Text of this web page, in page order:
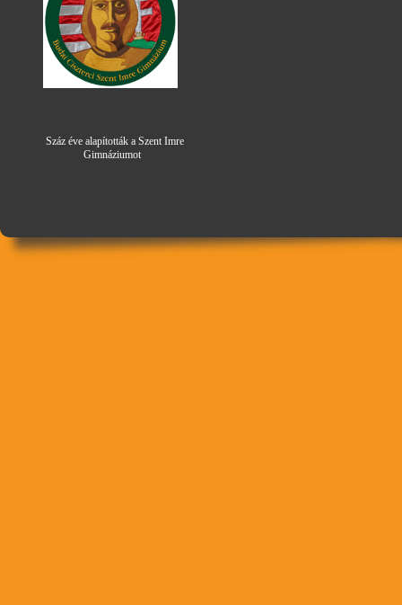
Száz éve alapították a Szent Imre
Gimnáziumot